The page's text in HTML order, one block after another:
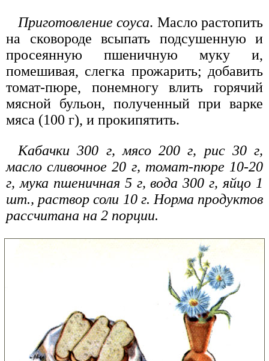
Приготовление соуса. Масло растопить
на сковороде всыпать подсушенную и
просеянную пшеничную муку и,
помешивая, слегка прожарить; добавить
томат-пюре, понемногу влить горячий
мясной бульон, полученный при варке
мяса (100 г), и прокипятить.
Кабачки 300 г, мясо 200 г, рис 30 г,
масло сливочное 20 г, томат-пюре 10-20
г, мука пшеничная 5 г, вода 300 г, яйцо 1
шт., раствор соли 10 г. Норма продуктов
рассчитана на 2 порции.